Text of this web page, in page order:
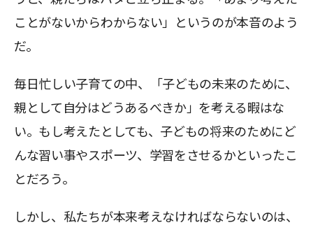
ことがないからわからない」というのが本音のよう
だ。
毎日忙しい子育ての中、「子どもの未来のために、
親として自分はどうあるべきか」を考える暇はな
い。もし考えたとしても、子どもの将来のためにど
んな習い事やスポーツ、学習をさせるかといったこ
とだろう。
しかし、私たちが本来考えなければならないのは、